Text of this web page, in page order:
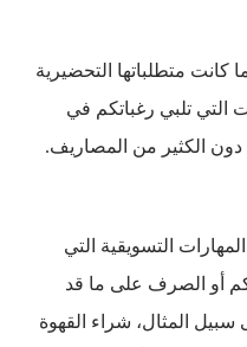
كانت متطلباتها التحضيرية
التي تلبي رغباتكم في
دون الكثير من المصاريف.
التسويقية التي
أو الصرف على ما قد
سبيل المثال، شراء القهوة